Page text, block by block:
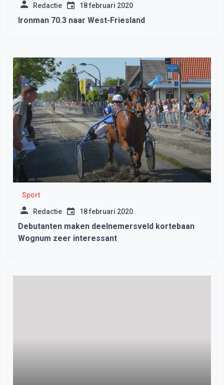
Redactie 18 februari 2020
Ironman 70.3 naar West-Friesland
Sport
Redactie 18 februari 2020
Debutanten maken deelnemersveld kortebaan
Wognum zeer interessant